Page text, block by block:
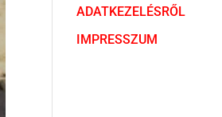
ADATKEZELÉSRŐL
IMPRESSZUM